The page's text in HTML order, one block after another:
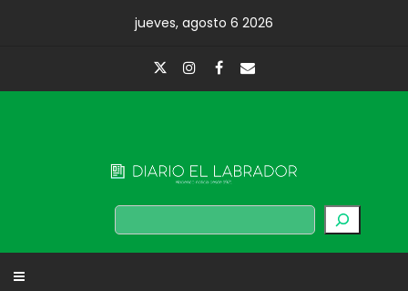
jueves, agosto 6 2026
Buscar